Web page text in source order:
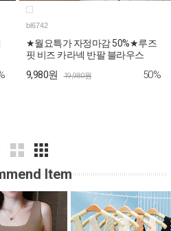
bl6742
★월요특가 자정마감 50%★루즈
핏 비즈 카라넥 반팔 블라우스
9,980원 19,980원 50%
Item